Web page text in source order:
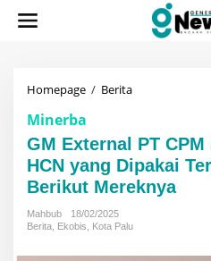
Homepage / BeritaGM
CPM
Sebut
Alat
Deteksi
Dipakai
Minerba
GM External PT
HCN yang Dipakai
Berikut Mereknya
Mahbub
18/02/2025
Berita Ekobis Kota Palu